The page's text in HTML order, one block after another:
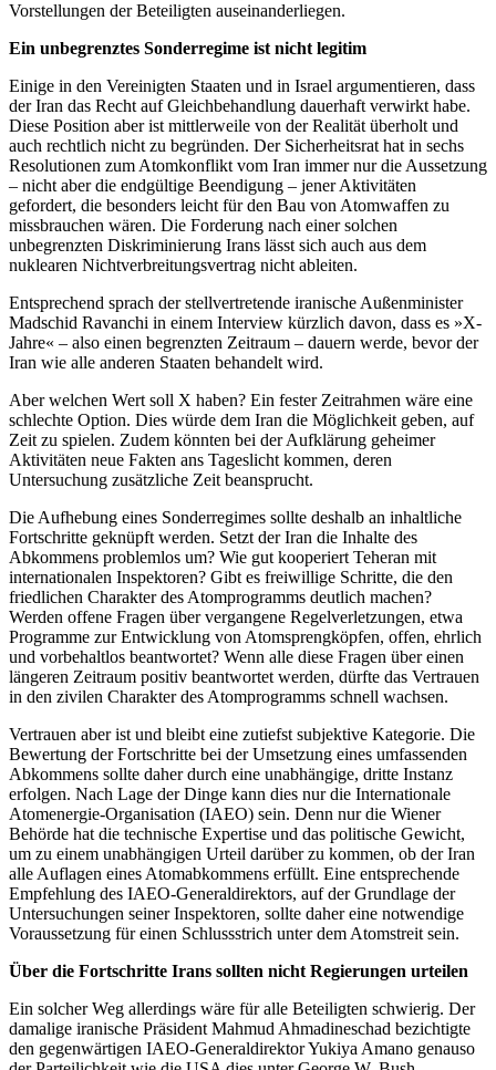
Vorstellungen der Beteiligten auseinanderliegen.
Ein unbegrenztes Sonderregime ist nicht legitim
Einige in den Vereinigten Staaten und in Israel argumentieren, dass
der Iran das Recht auf Gleichbehandlung dauerhaft verwirkt habe.
Diese Position aber ist mittlerweile von der Realität überholt und
auch rechtlich nicht zu begründen. Der Sicherheitsrat hat in sechs
Resolutionen zum Atomkonflikt vom Iran immer nur die Aussetzung
– nicht aber die endgültige Beendigung – jener Aktivitäten
gefordert, die besonders leicht für den Bau von Atomwaffen zu
missbrauchen wären. Die Forderung nach einer solchen
unbegrenzten Diskriminierung Irans lässt sich auch aus dem
nuklearen Nichtverbreitungsvertrag nicht ableiten.
Entsprechend sprach der stellvertretende iranische Außenminister
Madschid Ravanchi in einem Interview kürzlich davon, dass es »X-
Jahre« – also einen begrenzten Zeitraum – dauern werde, bevor der
Iran wie alle anderen Staaten behandelt wird.
Aber welchen Wert soll X haben? Ein fester Zeitrahmen wäre eine
schlechte Option. Dies würde dem Iran die Möglichkeit geben, auf
Zeit zu spielen. Zudem könnten bei der Aufklärung geheimer
Aktivitäten neue Fakten ans Tageslicht kommen, deren
Untersuchung zusätzliche Zeit beansprucht.
Die Aufhebung eines Sonderregimes sollte deshalb an inhaltliche
Fortschritte geknüpft werden. Setzt der Iran die Inhalte des
Abkommens problemlos um? Wie gut kooperiert Teheran mit
internationalen Inspektoren? Gibt es freiwillige Schritte, die den
friedlichen Charakter des Atomprogramms deutlich machen?
Werden offene Fragen über vergangene Regelverletzungen, etwa
Programme zur Entwicklung von Atomsprengköpfen, offen, ehrlich
und vorbehaltlos beantwortet? Wenn alle diese Fragen über einen
längeren Zeitraum positiv beantwortet werden, dürfte das Vertrauen
in den zivilen Charakter des Atomprogramms schnell wachsen.
Vertrauen aber ist und bleibt eine zutiefst subjektive Kategorie. Die
Bewertung der Fortschritte bei der Umsetzung eines umfassenden
Abkommens sollte daher durch eine unabhängige, dritte Instanz
erfolgen. Nach Lage der Dinge kann dies nur die Internationale
Atomenergie-Organisation (IAEO) sein. Denn nur die Wiener
Behörde hat die technische Expertise und das politische Gewicht,
um zu einem unabhängigen Urteil darüber zu kommen, ob der Iran
alle Auflagen eines Atomabkommens erfüllt. Eine entsprechende
Empfehlung des IAEO-Generaldirektors, auf der Grundlage der
Untersuchungen seiner Inspektoren, sollte daher eine notwendige
Voraussetzung für einen Schlussstrich unter dem Atomstreit sein.
Über die Fortschritte Irans sollten nicht Regierungen urteilen
Ein solcher Weg allerdings wäre für alle Beteiligten schwierig. Der
damalige iranische Präsident Mahmud Ahmadineschad bezichtigte
den gegenwärtigen IAEO-Generaldirektor Yukiya Amano genauso